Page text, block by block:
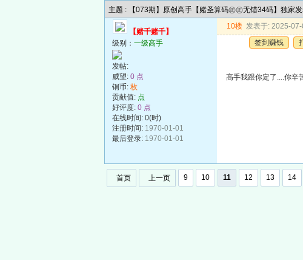
主题 : 【073期】原创高手【赌圣算码㊣㊣无错34码】独家
【赌千赌千】
级别： 一级高手
发帖:
威望: 0 点
铜币: 枚
贡献值: 点
好评度: 0 点
在线时间: 0(时)
注册时间: 1970-01-01
最后登录: 1970-01-01
10楼 发表于: 2025-
签到赚钱
高手我跟你定了....你辛
首页 上一页 9 10 11 12 13 14